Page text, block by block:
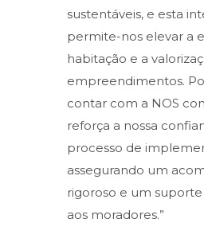
sustentáveis, e esta
permite-nos elevar a
habitação e a
empreendimentos.
contar com a NOS
reforça a nossa
processo de
assegurando um
rigoroso e um
aos moradores.”